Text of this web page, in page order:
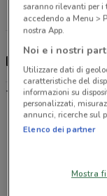
Ehiweb, offerte
-
saranno rilevanti per i
accedendo a Menu >
nostra App.
Noi e i nostri
Utilizzare dati di
caratteristiche del
informazioni su
personalizzati,
annunci, ricerche sul
Elenco dei partner
Mostra